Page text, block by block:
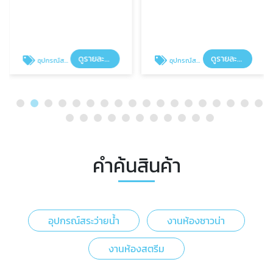
อุปกรณ์สระว่ายน้ำ ดูรายละเอียด อุปกรณ์สระว่ายน้ำ ดูรายละเอียด
คำค้นสินค้า
อุปกรณ์สระว่ายน้ำ
งานห้องซาวน่า
งานห้องสตรีม